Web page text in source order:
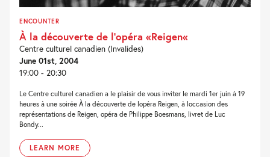
ENCOUNTER
À la découverte de l’opéra «Reigen«
Centre culturel canadien (Invalides)
June 01st, 2004
19:00 - 20:30
Le Centre culturel canadien a le plaisir de vous inviter le mardi 1er juin à 19
heures à une soirée À la découverte de lopéra Reigen, à loccasion des
représentations de Reigen, opéra de Philippe Boesmans, livret de Luc
Bondy...
LEARN MORE